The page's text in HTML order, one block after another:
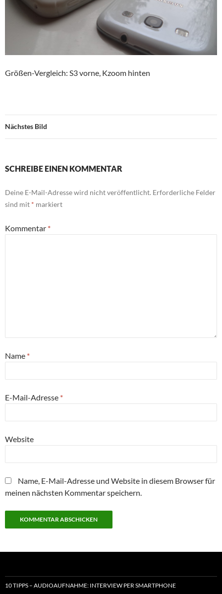
Größen-Vergleich: S3 vorne, Kzoom hinten
Nächstes Bild
SCHREIBE EINEN KOMMENTAR
Deine E-Mail-Adresse wird nicht veröffentlicht. Erforderliche Felder
sind mit * markiert
Kommentar *
Name *
E-Mail-Adresse *
Website
Name, E-Mail-Adresse und Website in diesem Browser für
meinen nächsten Kommentar speichern.
10 TIPPS – AUDIOAUFNAHME: INTERVIEW PER SMARTPHONE